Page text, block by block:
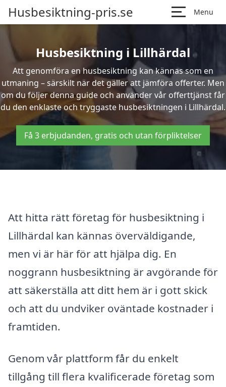
Husbesiktning-pris.se Menu
Husbesiktning i Lillhärdal
Att genomföra en husbesiktning kan kännas som en
utmaning – särskilt när det gäller att jämföra offerter. Men
om du följer denna guide och använder vår offerttjänst får
du den enklaste och tryggaste husbesiktningen i Lillhärdal.
Få 3 erbjudanden, gratis och utan förpliktelser
Att hitta rätt företag för husbesiktning i
Lillhärdal kan kännas överväldigande,
men vi är här för att hjälpa dig. En
noggrann husbesiktning är avgörande för
att säkerställa att ditt hem är i gott skick
och att du undviker oväntade kostnader i
framtiden.
Genom vår plattform får du enkelt
tillgång till flera kvalificerade företag som